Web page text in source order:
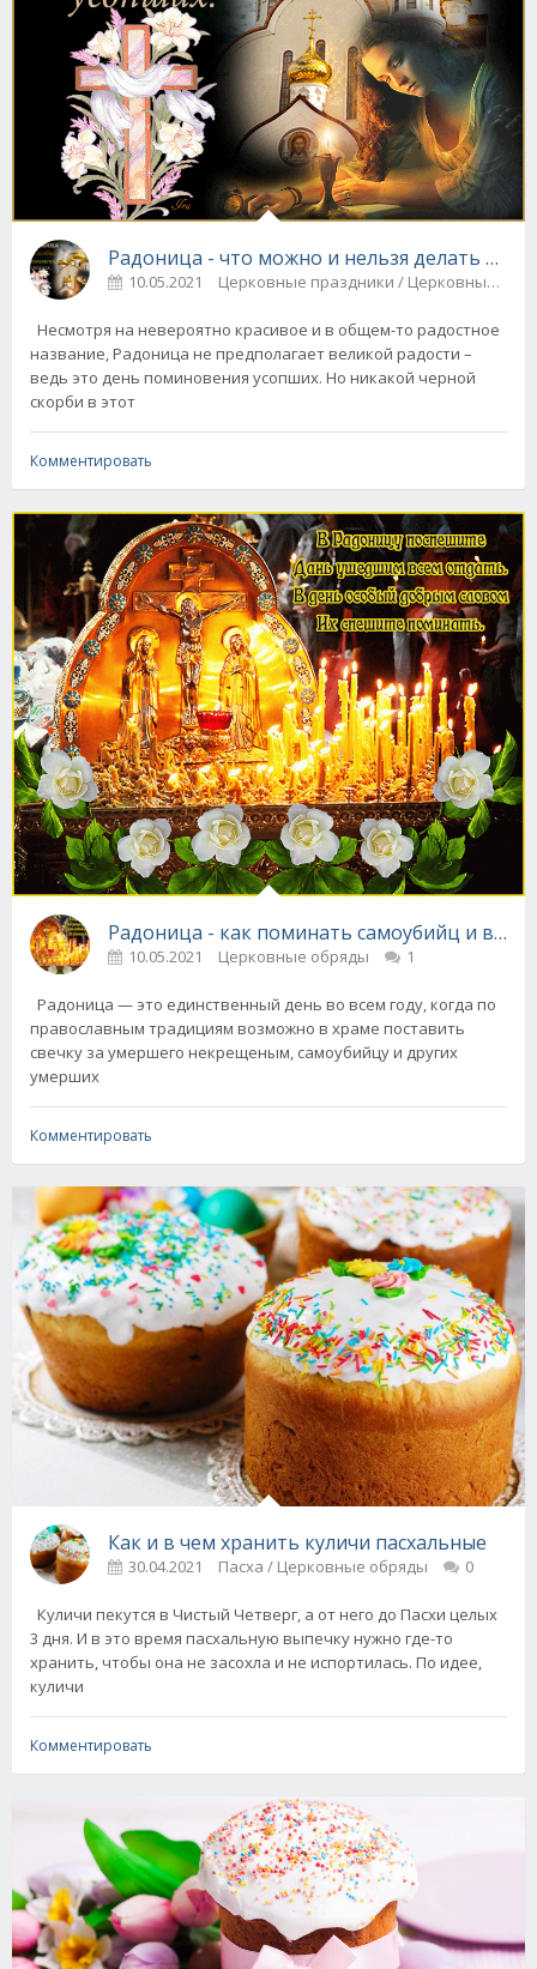
Радоница - что можно и нельзя делать в
10.05.2021 Церковные праздники / Церковные
название, Радоница не предполагает великой радости –
ведь это день поминовения усопших. Но никакой черной
скорби в этот
Комментировать
Радоница - как поминать самоубийц и всех
10.05.2021 Церковные обряды 1
Радоница — это единственный день во всем году, когда по
православным традициям возможно в храме поставить
свечку за умершего некрещеным, самоубийцу и других
умерших
Комментировать
Как и в чем хранить куличи пасхальные
30.04.2021 Пасха / Церковные обряды 0
Куличи пекутся в Чистый Четверг, а от него до Пасхи целых
3 дня. И в это время пасхальную выпечку нужно где-то
хранить, чтобы она не засохла и не испортилась. По идее,
куличи
Комментировать